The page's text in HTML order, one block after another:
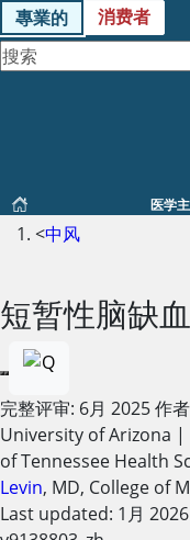
專業的 消费者
医学
<中风
短暂性脑缺
完整评审: 6月 2025作者
University of Arizona |
of Tennessee Health
Levin, MD, College of
Last updated: 1月 2026